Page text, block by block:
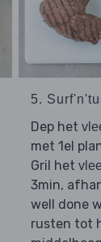
5.
Dep het
met 1el
Gril het
3min,
well done
rusten tot